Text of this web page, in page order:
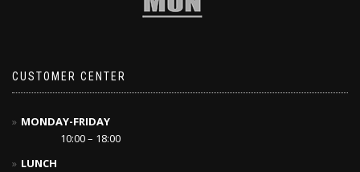
CUSTOMER CENTER
MONDAY-FRIDAY
10:00 – 18:00
LUNCH